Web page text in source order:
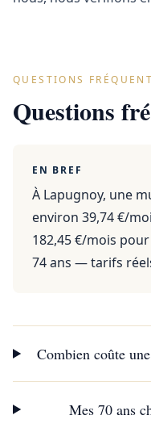
QUESTIONS
Questions
EN BREF
À Lapugnoy, une
environ 39,74 €/
182,45 €/mois
74 ans — tarifs
Combien coûte
Mes 70 ans